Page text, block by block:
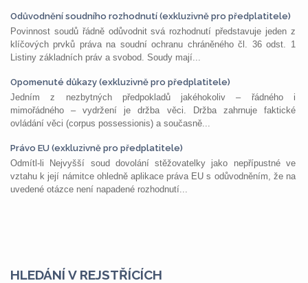
Odůvodnění soudního rozhodnutí (exkluzivně pro předplatitele)
Povinnost soudů řádně odůvodnit svá rozhodnutí představuje jeden z
klíčových prvků práva na soudní ochranu chráněného čl. 36 odst. 1
Listiny základních práv a svobod. Soudy mají...
Opomenuté důkazy (exkluzivně pro předplatitele)
Jedním z nezbytných předpokladů jakéhokoliv – řádného i
mimořádného – vydržení je držba věci. Držba zahrnuje faktické
ovládání věci (corpus possessionis) a současně...
Právo EU (exkluzivně pro předplatitele)
Odmítl-li Nejvyšší soud dovolání stěžovatelky jako nepřípustné ve
vztahu k její námitce ohledně aplikace práva EU s odůvodněním, že na
uvedené otázce není napadené rozhodnutí...
HLEDÁNÍ V REJSTŘÍCÍCH